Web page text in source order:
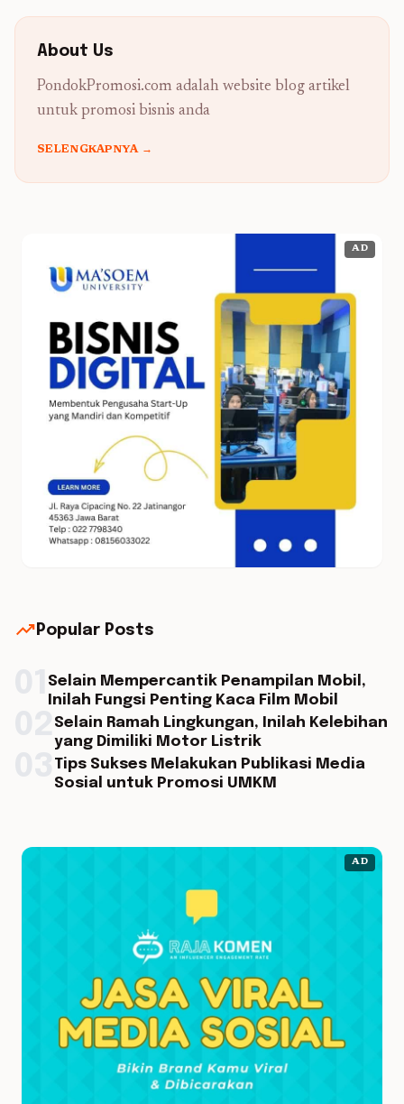
About Us
PondokPromosi.com adalah website blog artikel
untuk promosi bisnis anda
SELENGKAPNYA →
AD
trending_up Popular Posts
Selain Mempercantik Penampilan Mobil,
Inilah Fungsi Penting Kaca Film Mobil
Selain Ramah Lingkungan, Inilah Kelebihan
yang Dimiliki Motor Listrik
Tips Sukses Melakukan Publikasi Media
Sosial untuk Promosi UMKM
AD